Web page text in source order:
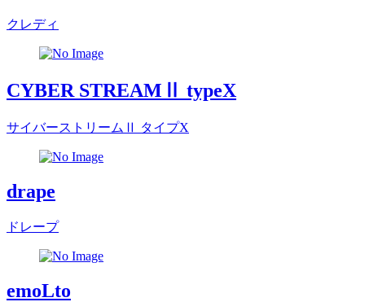
クレディ
CYBER STREAMⅡ typeX
サイバーストリームⅡ タイプX
drape
ドレープ
emoLto